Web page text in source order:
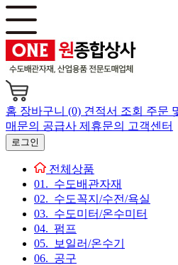
홈 장바구니 (0) 견적서 조회 주문
매문의 공급사 제휴문의 고객센터
로그인
전체상품
01. 수도배관자재
02. 수도꼭지/수전/욕실
03. 수도미터/온수미터
04. 펌프
05. 보일러/온수기
06. 공구